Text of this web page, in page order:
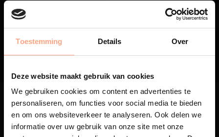
Toestemming Details Over
Deze website maakt gebruik van cookies
We gebruiken cookies om content en advertenties te
personaliseren, om functies voor social media te bieden
en om ons websiteverkeer te analyseren. Ook delen we
informatie over uw gebruik van onze site met onze